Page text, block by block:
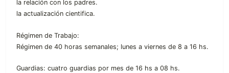
la relación con los padres.
la actualización cientifica.
Régimen de Trabajo:
Régimen de 40 horas semanales; lunes a viernes de 8 a 16 hs.
Guardias: cuatro guardias por mes de 16 hs a 08 hs.